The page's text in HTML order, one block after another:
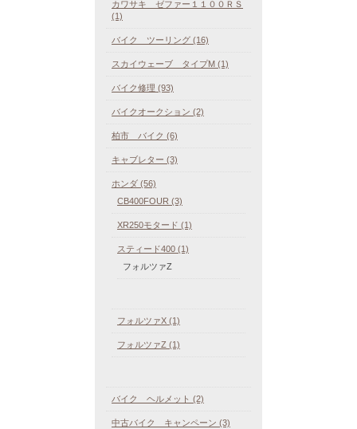
カワサキ ゼファー１１００ＲＳ
(1)
バイク ツーリング (16)
スカイウェーブ タイプM (1)
バイク修理 (93)
バイクオークション (2)
柏市 バイク (6)
キャブレター (3)
ホンダ (56)
CB400FOUR (3)
XR250モタード (1)
スティード400 (1)
フォルツァZ
フォルツァX (1)
フォルツァZ (1)
バイク ヘルメット (2)
中古バイク キャンペーン (3)